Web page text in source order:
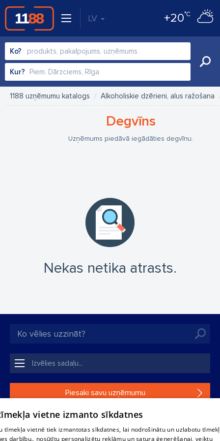
LV +20°C
Ko?
Kur?
1188 uzņēmumu katalogs Alkoholiskie dzērieni, alus ražošana
Degvīns
Uzņēmums piedāvā iegādāties degvīnu.
Nekas netika atrasts.
Piesaki savu uzņēmumu
Ja tavs uzņēmums nav mūsu datubāzē, aizpildi vienkāršu
vietne izmanto sīkdatnes
tīmekļa vietnē tiek izmantotas sīkdatnes, lai nodrošinātu un uzlabotu
darbību., nosūtītu personalizētu reklāmu un satura ģenerēšanai, veiktu